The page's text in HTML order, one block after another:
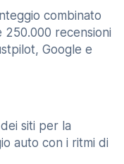
combinato
recensioni
Google e
siti per la
auto con i ritmi di